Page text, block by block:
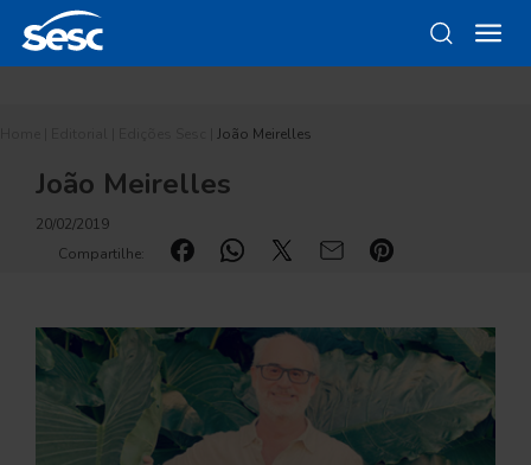
João Meirelles
João Meirelles
20/02/2019
Compartilhe: